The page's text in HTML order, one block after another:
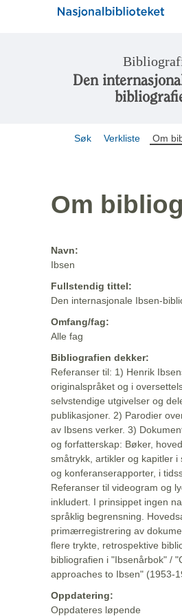
Den
Søk Verkliste Om
Om
Navn:
Ibsen
Fullstendig tittel:
Den internasjonale Ibsen-
Omfang/fag:
Alle fag
Bibliografien dekker:
Referanser til: 1) Henrik
originalspråket og i
selvstendige utgivelser og
publikasjoner. 2) Parodier
av Ibsens verker. 3)
og forfatterskap: Bøker,
småtrykk, artikler og kapitler i
og konferanserapporter, i
Referanser til videogram og
inkludert. I prinsippet ingen
språklig begrensning.
primærregistrering av
flere trykte, retrospektive
bibliografien i "Ibsenårbok" /
approaches to Ibsen" (1953-
Oppdatering:
Oppdateres løpende